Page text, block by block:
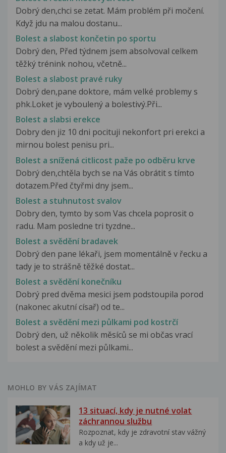
Dobrý den,chci se zetat. Mám problém při močení.
Když jdu na malou dostanu...
Bolest a slabost končetin po sportu
Dobrý den, Před týdnem jsem absolvoval celkem
těžký trénink nohou, včetně...
Bolest a slabost pravé ruky
Dobrý den,pane doktore, mám velké problemy s
phk.Loket je vyboulený a bolestivý.Při...
Bolest a slabsi erekce
Dobry den jiz 10 dni pocituji nekonfort pri erekci a
mirnou bolest penisu pri...
Bolest a snížená citlicost paže po odběru krve
Dobrý den,chtěla bych se na Vás obrátit s tímto
dotazem.Před čtyřmi dny jsem...
Bolest a stuhnutost svalov
Dobry den, tymto by som Vas chcela poprosit o
radu. Mam posledne tri tyzdne...
Bolest a svědění bradavek
Dobrý den pane lékaři, jsem momentálně v řecku a
tady je to strášně těžké dostat...
Bolest a svědění konečníku
Dobrý pred dvěma mesici jsem podstoupila porod
(nakonec akutní císař) od te...
Bolest a svědění mezi půlkami pod kostrčí
Dobrý den, už několik měsíců se mi občas vrací
bolest a svědění mezi půlkami...
MOHLO BY VÁS ZAJÍMAT
13 situací, kdy je nutné volat
záchrannou službu
Rozpoznat, kdy je zdravotní stav vážný
a kdy už je...